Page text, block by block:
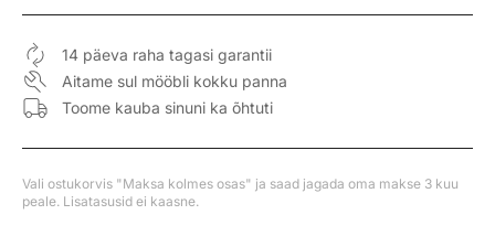
14 päeva raha tagasi garantii
Aitame sul mööbli kokku panna
Toome kauba sinuni ka õhtuti
Vali ostukorvis "Maksa kolmes osas" ja saad jagada oma makse 3 kuu
peale. Lisatasusid ei kaasne.